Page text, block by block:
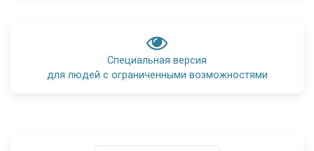
Специальная версия
для людей с ограниченными возможностями